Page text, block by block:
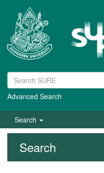
Advanced Search
Search
Search